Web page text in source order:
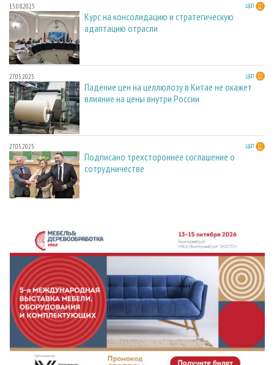
15.08.2025 ЦБП
Курс на консолидацию и стратегическую
адаптацию отрасли
27.05.2025 ЦБП
Падение цен на целлюлозу в Китае не окажет
влияние на цены внутри России
27.05.2025 ЦБП
Подписано трехстороннее соглашение о
сотрудничестве